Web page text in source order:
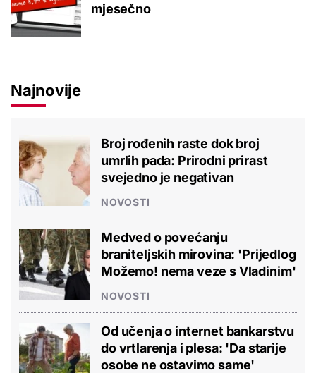
mjesečno
Najnovije
Broj rođenih raste dok broj
umrlih pada: Prirodni prirast
svejedno je negativan
NOVOSTI
Medved o povećanju
braniteljskih mirovina: 'Prijedlog
Možemo! nema veze s Vladinim'
NOVOSTI
Od učenja o internet bankarstvu
do vrtlarenja i plesa: 'Da starije
osobe ne ostavimo same'